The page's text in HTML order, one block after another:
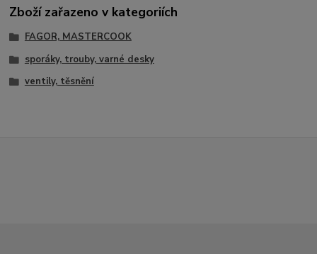
Zboží zařazeno v kategoriích
FAGOR, MASTERCOOK
sporáky, trouby, varné desky
ventily, těsnění